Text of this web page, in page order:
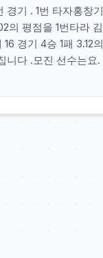
기 . 1번 타자홍창기
의 평점을 1번타라 김
경기 4승 1패 3.12의
니다 .모진 선수는요.